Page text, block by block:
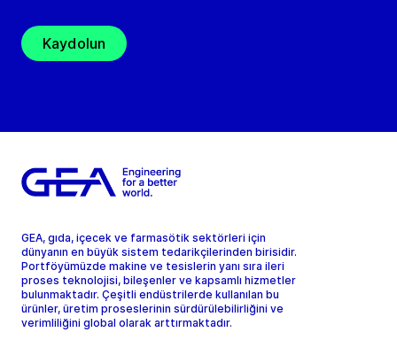
Kaydolun
GEA, gıda, içecek ve farmasötik sektörleri için
dünyanın en büyük sistem tedarikçilerinden birisidir.
Portföyümüzde makine ve tesislerin yanı sıra ileri
proses teknolojisi, bileşenler ve kapsamlı hizmetler
bulunmaktadır. Çeşitli endüstrilerde kullanılan bu
ürünler, üretim proseslerinin sürdürülebilirliğini ve
verimliliğini global olarak arttırmaktadır.